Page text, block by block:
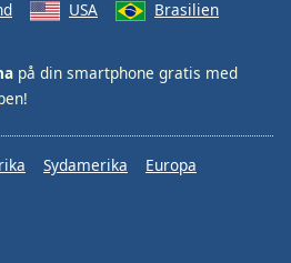
USA Brasilien
på din smartphone gratis med
Sydamerika
Europa